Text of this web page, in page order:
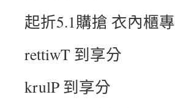
起折5.1購搶 衣內櫃專
rettiwT 到享分
krulP 到享分